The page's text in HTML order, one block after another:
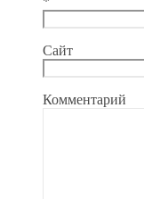
Сайт
Комментарий